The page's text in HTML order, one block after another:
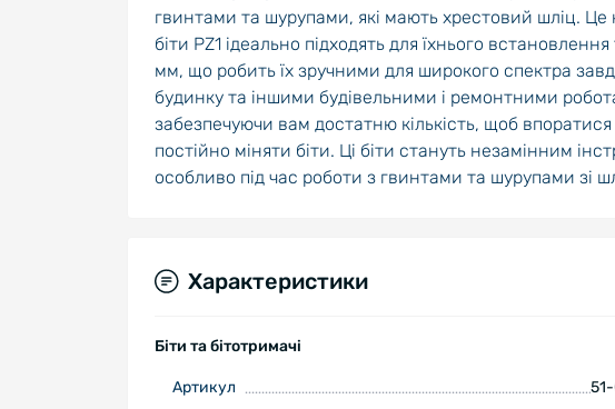
гвинтами та шурупами, які мають хрестовий шліц.
біти PZ1 ідеально підходять для їхнього
мм, що робить їх зручними для широкого спектра
будинку та іншими будівельними і ремонтними
забезпечуючи вам достатню кількість, щоб
постійно міняти біти. Ці біти стануть незамінним
особливо під час роботи з гвинтами та шурупами зі
Характеристики
Біти та бітотримачі
Артикул